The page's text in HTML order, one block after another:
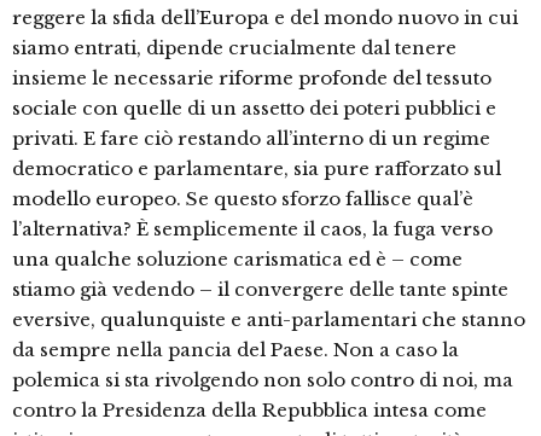
reggere la sfida dell’Europa e del mondo nuovo in cui
siamo entrati, dipende crucialmente dal tenere
insieme le necessarie riforme profonde del tessuto
sociale con quelle di un assetto dei poteri pubblici e
privati. E fare ciò restando all’interno di un regime
democratico e parlamentare, sia pure rafforzato sul
modello europeo. Se questo sforzo fallisce qual’è
l’alternativa? È semplicemente il caos, la fuga verso
una qualche soluzione carismatica ed è – come
stiamo già vedendo – il convergere delle tante spinte
eversive, qualunquiste e anti-parlamentari che stanno
da sempre nella pancia del Paese. Non a caso la
polemica si sta rivolgendo non solo contro di noi, ma
contro la Presidenza della Repubblica intesa come